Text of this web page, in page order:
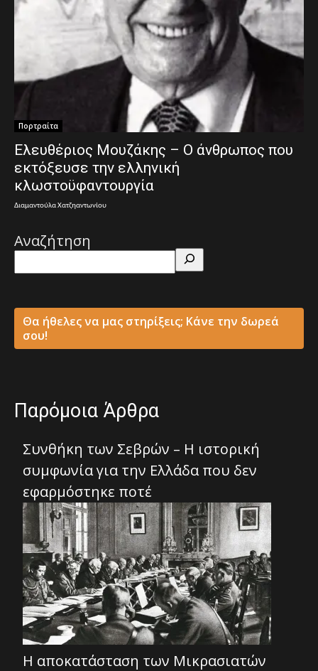
Πορτραίτα
Ελευθέριος Μουζάκης – Ο άνθρωπος που
εκτόξευσε την ελληνική
κλωστοϋφαντουργία
Διαμαντούλα Χατζηαντωνίου
Αναζήτηση
Θα ήθελες να μας στηρίξεις; Κάνε την δωρεά
σου!
Παρόμοια Άρθρα
Συνθήκη των Σεβρών – Η ιστορική
συμφωνία για την Ελλάδα που δεν
εφαρμόστηκε ποτέ
Η αποκατάσταση των Μικρασιατών